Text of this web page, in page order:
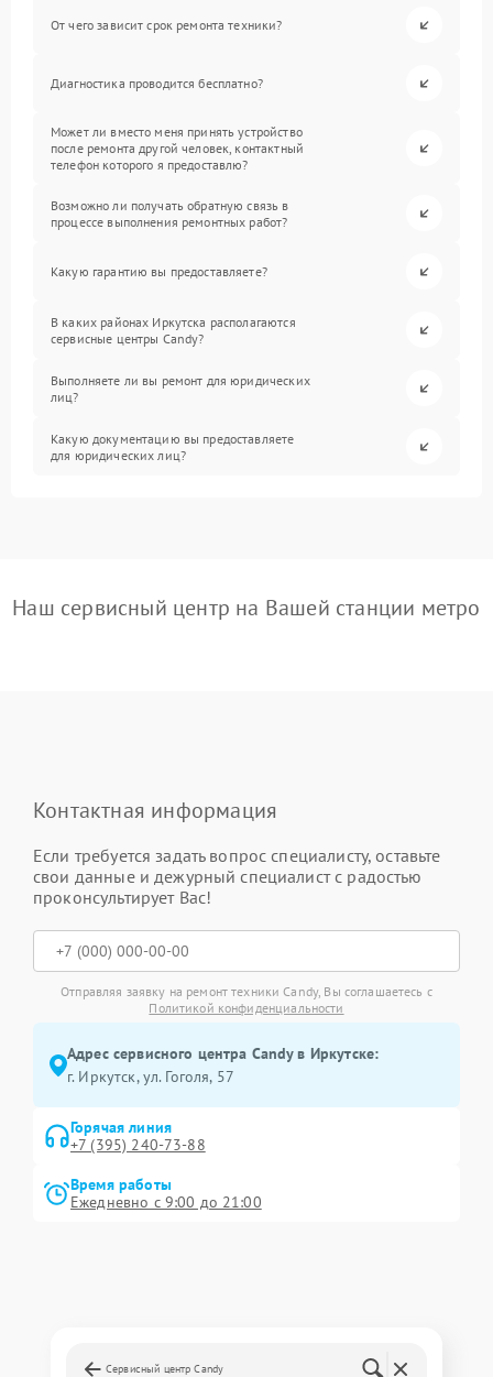
От чего зависит срок ремонта техники?
Диагностика проводится бесплатно?
Может ли вместо меня принять устройство
после ремонта другой человек, контактный
телефон которого я предоставлю?
Возможно ли получать обратную связь в
процессе выполнения ремонтных работ?
Какую гарантию вы предоставляете?
В каких районах Иркутска располагаются
сервисные центры Candy?
Выполняете ли вы ремонт для юридических
лиц?
Какую документацию вы предоставляете
для юридических лиц?
Наш сервисный центр на Вашей станции метро
Контактная информация
Если требуется задать вопрос специалисту, оставьте
свои данные и дежурный специалист с радостью
проконсультирует Вас!
Отправляя заявку на ремонт техники Candy, Вы соглашаетесь с
Политикой конфиденциальности
Адрес сервисного центра Candy в Иркутске:
г. Иркутск, ул. ​Гоголя, 57
Горячая линия
+7 (395) 240-73-88
Время работы
Ежедневно с 9:00 до 21:00
Сервисный центр Candy